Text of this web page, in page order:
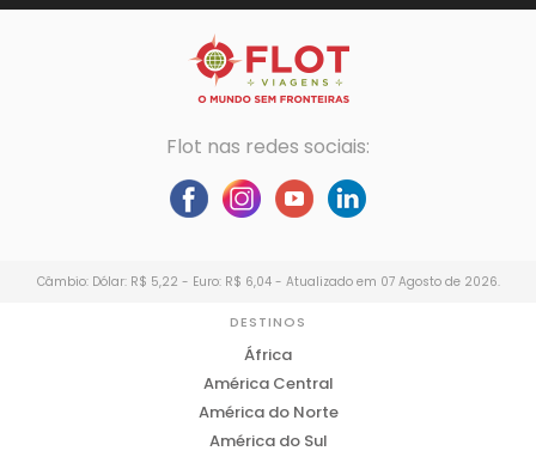
Flot nas redes sociais:
Câmbio: Dólar: R$ 5,22 - Euro: R$ 6,04 - Atualizado em 07 Agosto de 2026.
DESTINOS
África
América Central
América do Norte
América do Sul